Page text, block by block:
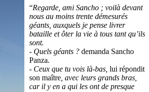
“Regarde, ami Sancho ; voilà devant
nous au moins trente démesurés
géants, auxquels je pense livrer
bataille et ôter la vie à tous tant qu’ils
sont.
- Quels géants ? demanda Sancho
Panza.
- Ceux que tu vois là-bas, lui répondit
son maître , avec leurs grands bras,
car il y en a qui les ont de presque